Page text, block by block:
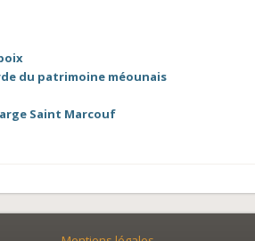
du patrimoine méounais
Saint Marcouf